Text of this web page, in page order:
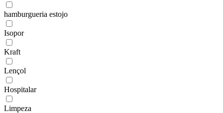
hamburgueria estojo
Isopor
Kraft
Lençol
Hospitalar
Limpeza